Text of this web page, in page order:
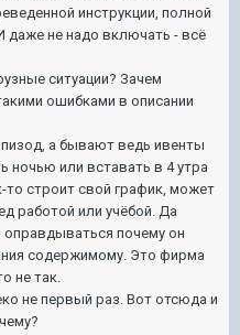
инструкции, полной
даже не надо включать - всё
ситуации? Зачем
ошибками в описании
а бывают ведь ивенты
ночью или вставать в 4 утра
строит свой график, может
работой или учёбой. Да
почему он
содержимому. Это фирма
не так.
не первый раз. Вот отсюда и